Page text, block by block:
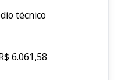
técnico
6.061,58